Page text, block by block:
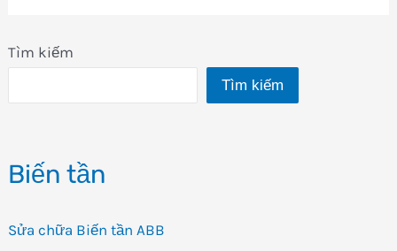
Tìm kiếm
Tìm kiếm
Biến tần
Sửa chữa Biến tần ABB